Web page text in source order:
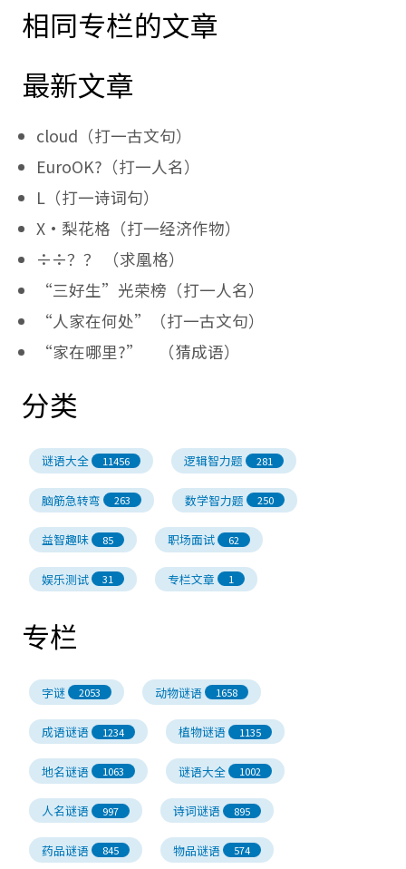
相同专栏的文章
最新文章
cloud（打一古文句）
EuroOK?（打一人名）
L（打一诗词句）
X·梨花格（打一经济作物）
÷÷？？ （求凰格）
“三好生”光荣榜（打一人名）
“人家在何处”（打一古文句）
“家在哪里?” （猜成语）
分类
谜语大全 11456 逻辑智力题 281
脑筋急转弯 263 数学智力题 250
益智趣味 85 职场面试 62
娱乐测试 31 专栏文章 1
专栏
字谜 2053 动物谜语 1658
成语谜语 1234 植物谜语 1135
地名谜语 1063 谜语大全 1002
人名谜语 997 诗词谜语 895
药品谜语 845 物品谜语 574